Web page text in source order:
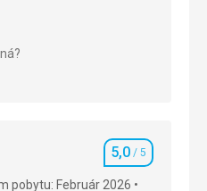
letiště.
jsme zde týden a ani
Letecká přeprava
letiště.
5,0/ 5
5,0/ 5
Hodnotenie
5,0 / 5
pobytu: Február 2026